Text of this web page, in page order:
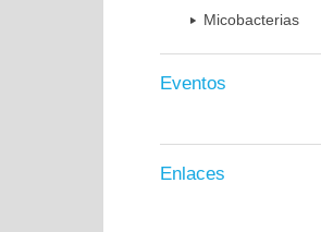
Micobacterias
Eventos
Enlaces